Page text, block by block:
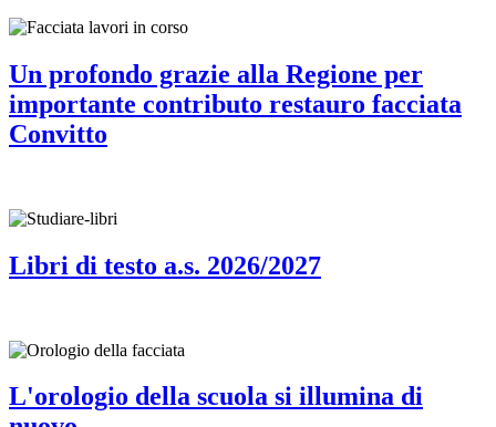
Un profondo grazie alla Regione per
importante contributo restauro facciata
Convitto
Libri di testo a.s. 2026/2027
L'orologio della scuola si illumina di